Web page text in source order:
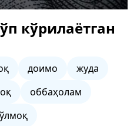
кўрилаётган
доимо
жуда
оббаҳолам